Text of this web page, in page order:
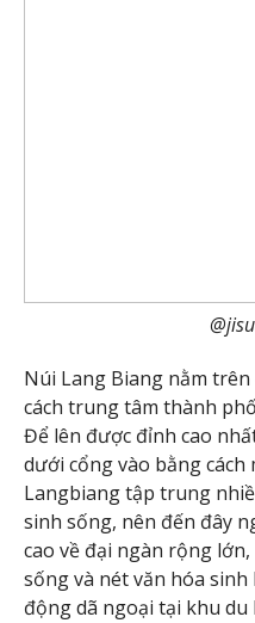
Núi Lang Biang nằm
cách trung tâm thành
Để lên được đỉnh cao
dưới cổng vào bằng cách
Langbiang tập trung
sinh sống, nên đến đây
cao về đại ngàn rộng
sống và nét văn hóa
động dã ngoại tại khu